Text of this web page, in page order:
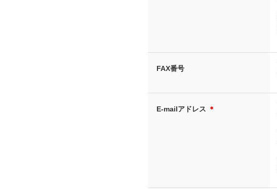
FAX番号
E-mailアドレス ＊